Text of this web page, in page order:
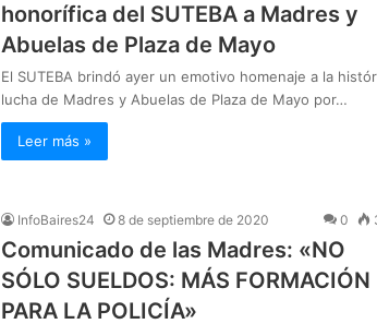
honorífica del SUTEBA a Madres y
Abuelas de Plaza de Mayo
El SUTEBA brindó ayer un emotivo homenaje a la
lucha de Madres y Abuelas de Plaza de Mayo por…
Leer más »
InfoBaires24 8 de septiembre de 2020 0
Comunicado de las Madres: «NO
SÓLO SUELDOS: MÁS FORMACIÓN
PARA LA POLICÍA»